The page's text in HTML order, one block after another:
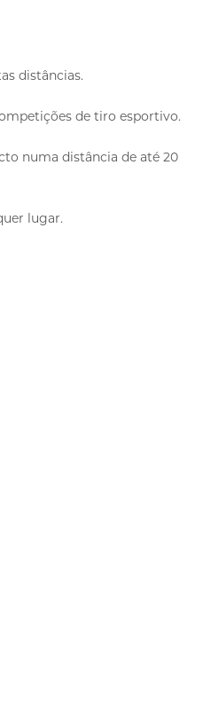
distâncias.
de tiro esportivo.
numa distância de até 20
lugar.